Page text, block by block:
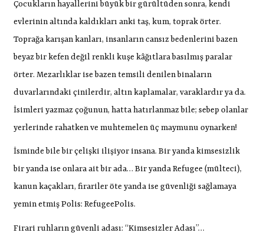
Çocukların hayallerini büyük bir gürültüden sonra, kendi
evlerinin altında kaldıkları anki taş, kum, toprak örter.
Toprağa karışan kanları, insanların cansız bedenlerini bazen
beyaz bir kefen değil renkli kuşe kâğıtlara basılmış paralar
örter. Mezarlıklar ise bazen temsili denilen binaların
duvarlarındaki çinilerdir, altın kaplamalar, varaklardır ya da.
İsimleri yazmaz çoğunun, hatta hatırlanmaz bile; sebep olanlar
yerlerinde rahatken ve muhtemelen üç maymunu oynarken!
İsminde bile bir çelişki ilişiyor insana. Bir yanda kimsesizlik
bir yanda ise onlara ait bir ada… Bir yanda Refugee (mülteci),
kanun kaçakları, firariler öte yanda ise güvenliği sağlamaya
yemin etmiş Polis: RefugeePolis.
Firari ruhların güvenli adası: “Kimsesizler Adası”…